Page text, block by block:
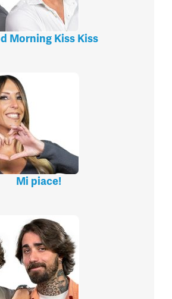
Morning Kiss Kiss
Mi piace!